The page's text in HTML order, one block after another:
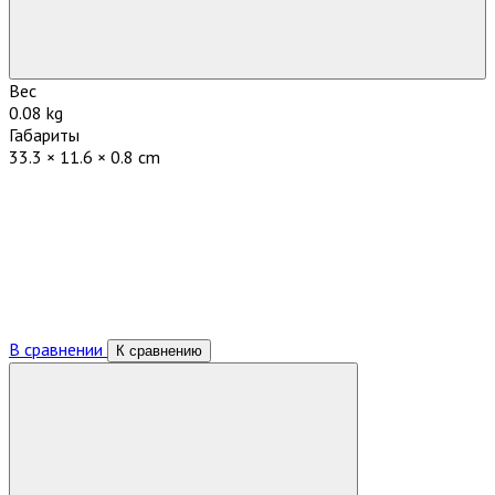
Вес
0.08 kg
Габариты
33.3 × 11.6 × 0.8 cm
В сравнении К сравнению